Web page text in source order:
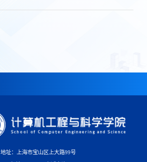
地址：上海市宝山区上大路99号